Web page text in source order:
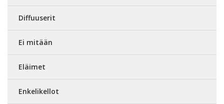
Diffuuserit
Ei mitään
Eläimet
Enkelikellot